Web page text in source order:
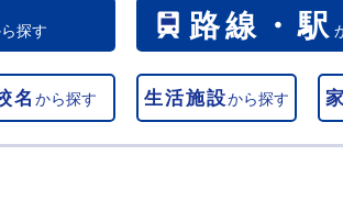
探す 路線・駅
名 から探す 生活施設から探す